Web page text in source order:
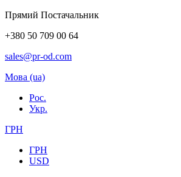
Прямий Постачальник
+380 50 709 00 64
sales@pr-od.com
Мова (ua)
Рос.
Укр.
ГРН
ГРН
USD